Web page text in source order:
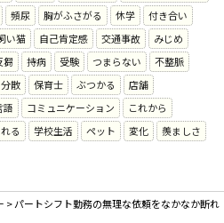
頻尿 胸がふさがる 休学
付き合い
い猫 自己肯定感 交通事故
みじめ
芻 持病 受験 つまらない
不整脈
分散 保育士 ぶつかる
店舗
語 コミュニケーション
これから
る 学校生活 ペット 変化
羨ましさ
>パートシフト勤務の無理な依頼をなかなか断れ